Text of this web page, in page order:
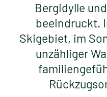
Bergidylle
beeindruckt.
Skigebiet, im
unzähliger
ANGEBOTE &
RESTAURANT &
OBERGURGL
SERVICE & INFO